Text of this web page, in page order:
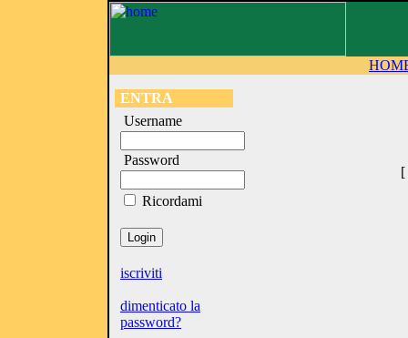
ENTRA
Username
Password
Ricordami
iscriviti
dimenticato la
password?
[